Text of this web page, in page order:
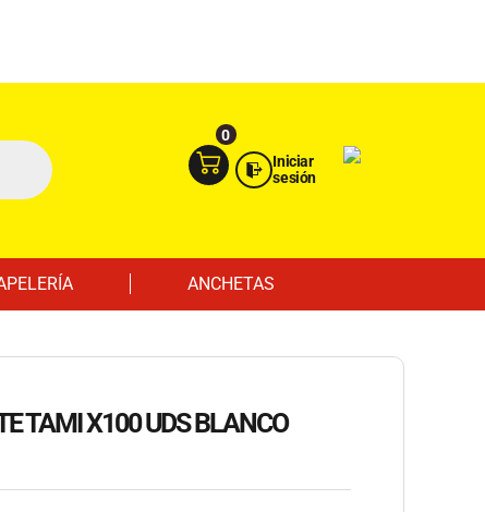
0
Iniciar
sesión
ANCHETAS
TAMI X100 UDS BLANCO